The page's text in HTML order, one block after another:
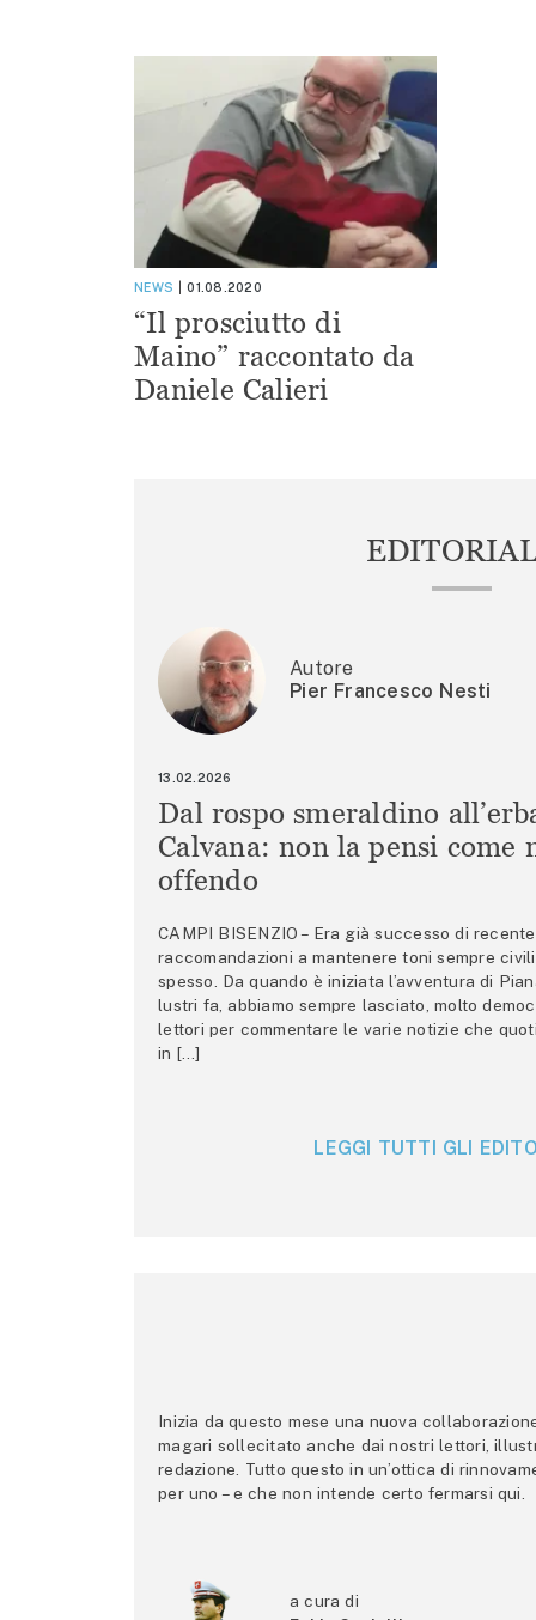
NEWS 01.08.2020
“Il prosciutto di
Maino” raccontato da
Daniele Calieri
Autore
Pier Francesco Nesti
13.02.2026
Dal rospo smeraldino
Calvana: non la pensi come
offendo
CAMPI BISENZIO – Era già successo di
raccomandazioni a mantenere toni sempre
spesso. Da quando è iniziata l’avventura di
lustri fa, abbiamo sempre lasciato, molto
lettori per commentare le varie notizie che
in […]
LEGGI TUTTI GLI
Inizia da questo mese una nuova
magari sollecitato anche dai nostri lettori,
redazione. Tutto questo in un’ottica di
per uno – e che non intende certo fermarsi qui.
a cura di